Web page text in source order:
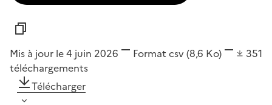
Mis à jour le 4 juin 2026 Format csv(8,6 Ko)
351
téléchargements
Télécharger